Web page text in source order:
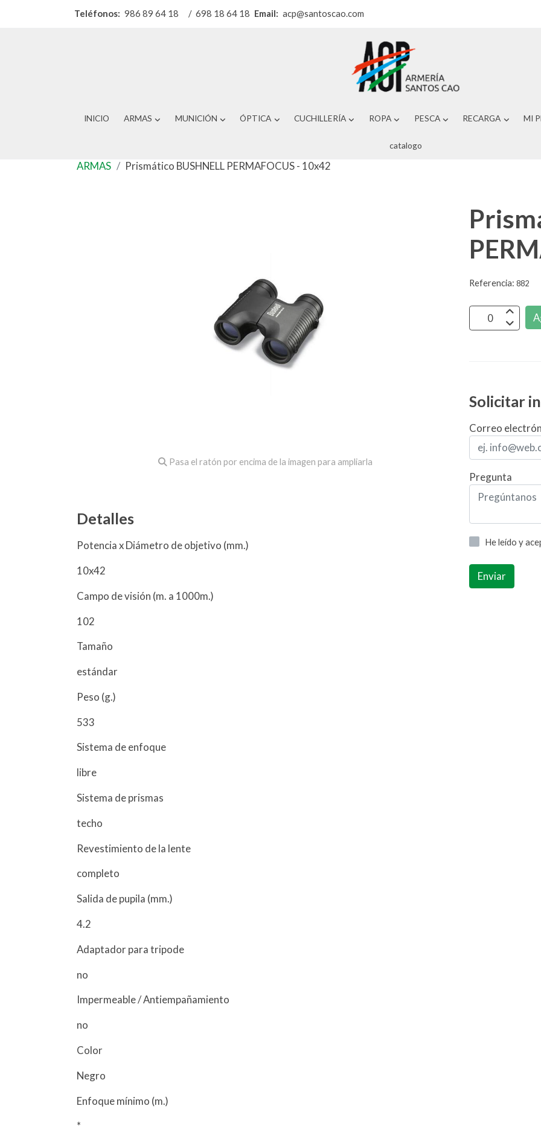
Teléfonos: 986 89 64 18 / 698 18 64 18 Email: acp@santoscao.com
INICIO ARMAS MUNICIÓN ÓPTICA CUCHILLERÍA ROPA PESCA RECARGA MI
catalogo
ARMAS Prismático BUSHNELL PERMAFOCUS - 10x42
Pasa el ratón por encima de la imagen para ampliarla
Detalles
Potencia x Diámetro de objetivo (mm.)
10x42
Campo de visión (m. a 1000m.)
102
Tamaño
estándar
Peso (g.)
533
Sistema de enfoque
libre
Sistema de prismas
techo
Revestimiento de la lente
completo
Salida de pupila (mm.)
4.2
Adaptador para tripode
no
Impermeable / Antiempañamiento
no
Color
Negro
Enfoque mínimo (m.)
*
Referencia:882
Solicitar
Correo
Pregunta
He leído y
Enviar